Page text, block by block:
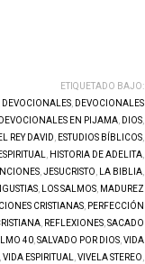
ETIQUETADO BAJO:
DEVOCIONALES, DEVOCIONALES
DEVOCIONALES EN PIJAMA, DIOS,
EL REY DAVID ESTUDIOS BÍBLICOS,
HISTORIA DE ADELITA,
, JESUCRISTO LA BIBLIA,
, LOS SALMOS, MADUREZ
CRISTIANAS, PERFECCIÓN
, REFLEXIONES, SACADO
40, SALVADO POR DIOS, VIDA
VIDA ESPIRITUAL VIVELA STEREO